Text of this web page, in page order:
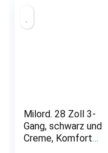
Milord. 28 Zoll 3-
Gang, schwarz und
Creme, Komfort